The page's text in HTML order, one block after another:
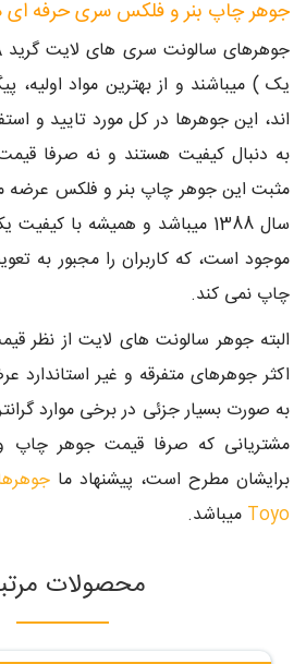
جوهر چاپ بنر و فلکس سری حرفه ای
یک ) میباشند و از بهترین مواد اولیه،
اند، این جوهرها در کل مورد تایید و
به دنبال کیفیت هستند و نه صرفا
مثبت این جوهر چاپ بنر و فلکس عرضه
سال 1388 میباشد و همیشه با
موجود است، که کاربران را مجبور به
چاپ نمی کند.
البته جوهر سالونت های لایت از نظر
اکثر جوهرهای متفرقه و غیر استاندارد
به صورت بسیار جزئی در برخی موارد
مشتریانی که صرفا قیمت جوهر
برایشان مطرح است، پیشنهاد ما
Toyo میباشد.
محصولات